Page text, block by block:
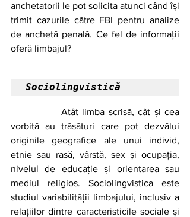
anchetatorii le pot solicita atunci când își
trimit cazurile către FBI pentru analize
de anchetă penală. Ce fel de informații
oferă limbajul?
Sociolingvistică
vorbită au trăsături care pot dezvălui
originile geografice ale unui individ,
etnie sau rasă, vârstă, sex și ocupația,
nivelul de educație și orientarea sau
mediul religios. Sociolingvistica este
studiul variabilității limbajului, inclusiv a
relațiilor dintre caracteristicile sociale și